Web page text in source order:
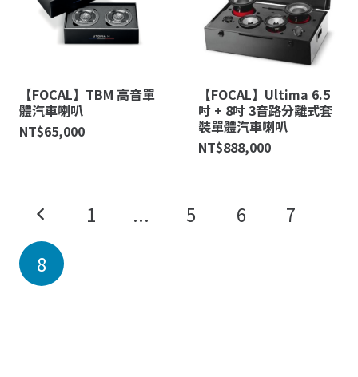
【FOCAL】TBM 高音單
體汽車喇叭
NT$65,000
【FOCAL】Ultima 6.5
吋 + 8吋 3音路分離式套
裝單體汽車喇叭
NT$888,000
1 ... 5 6
7
8